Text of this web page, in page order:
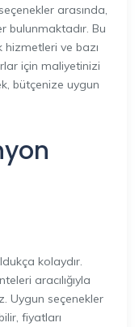
arasında,
bulunmaktadır. Bu
hizmetleri ve bazı
için maliyetinizi
bütçenize uygun
kolaydır.
aracılığıyla
Uygun seçenekler
fiyatları